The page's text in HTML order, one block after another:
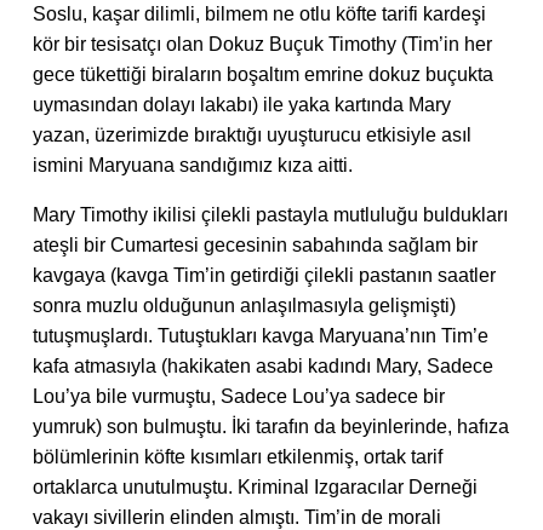
Soslu, kaşar dilimli, bilmem ne otlu köfte tarifi kardeşi
kör bir tesisatçı olan Dokuz Buçuk Timothy (Tim’in her
gece tükettiği biraların boşaltım emrine dokuz buçukta
uymasından dolayı lakabı) ile yaka kartında Mary
yazan, üzerimizde bıraktığı uyuşturucu etkisiyle asıl
ismini Maryuana sandığımız kıza aitti.
Mary Timothy ikilisi çilekli pastayla mutluluğu buldukları
ateşli bir Cumartesi gecesinin sabahında sağlam bir
kavgaya (kavga Tim’in getirdiği çilekli pastanın saatler
sonra muzlu olduğunun anlaşılmasıyla gelişmişti)
tutuşmuşlardı. Tutuştukları kavga Maryuana’nın Tim’e
kafa atmasıyla (hakikaten asabi kadındı Mary, Sadece
Lou’ya bile vurmuştu, Sadece Lou’ya sadece bir
yumruk) son bulmuştu. İki tarafın da beyinlerinde, hafıza
bölümlerinin köfte kısımları etkilenmiş, ortak tarif
ortaklarca unutulmuştu. Kriminal Izgaracılar Derneği
vakayı sivillerin elinden almıştı. Tim’in de morali